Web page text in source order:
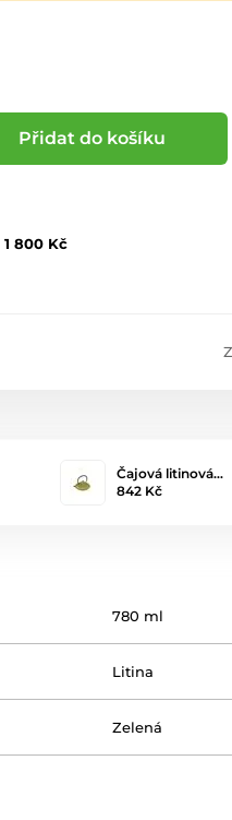
Přidat do košíku
1 800 Kč
Čajová litinová…
842 Kč
780 ml
Litina
Zelená